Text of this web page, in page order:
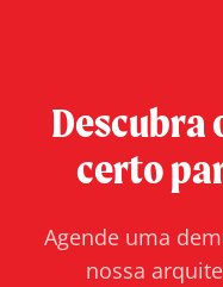
Descubra
certo
Agende uma
nossa